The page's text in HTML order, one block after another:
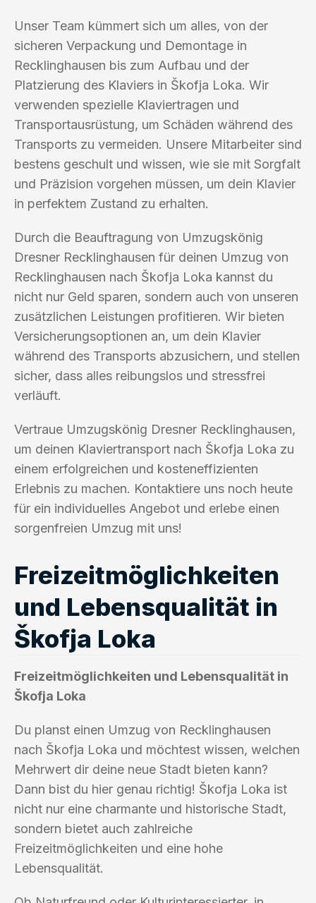
Unser Team kümmert sich um alles, von der
sicheren Verpackung und Demontage in
Recklinghausen bis zum Aufbau und der
Platzierung des Klaviers in Škofja Loka. Wir
verwenden spezielle Klaviertragen und
Transportausrüstung, um Schäden während des
Transports zu vermeiden. Unsere Mitarbeiter sind
bestens geschult und wissen, wie sie mit Sorgfalt
und Präzision vorgehen müssen, um dein Klavier
in perfektem Zustand zu erhalten.
Durch die Beauftragung von Umzugskönig
Dresner Recklinghausen für deinen Umzug von
Recklinghausen nach Škofja Loka kannst du
nicht nur Geld sparen, sondern auch von unseren
zusätzlichen Leistungen profitieren. Wir bieten
Versicherungsoptionen an, um dein Klavier
während des Transports abzusichern, und stellen
sicher, dass alles reibungslos und stressfrei
verläuft.
Vertraue Umzugskönig Dresner Recklinghausen,
um deinen Klaviertransport nach Škofja Loka zu
einem erfolgreichen und kosteneffizienten
Erlebnis zu machen. Kontaktiere uns noch heute
für ein individuelles Angebot und erlebe einen
sorgenfreien Umzug mit uns!
Freizeitmöglichkeiten
und Lebensqualität in
Škofja Loka
Freizeitmöglichkeiten und Lebensqualität in
Škofja Loka
Du planst einen Umzug von Recklinghausen
nach Škofja Loka und möchtest wissen, welchen
Mehrwert dir deine neue Stadt bieten kann?
Dann bist du hier genau richtig! Škofja Loka ist
nicht nur eine charmante und historische Stadt,
sondern bietet auch zahlreiche
Freizeitmöglichkeiten und eine hohe
Lebensqualität.